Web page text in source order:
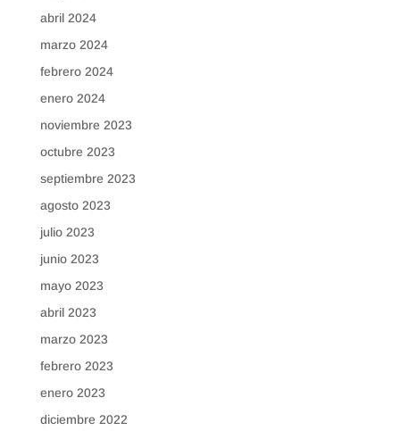
abril 2024
marzo 2024
febrero 2024
enero 2024
noviembre 2023
octubre 2023
septiembre 2023
agosto 2023
julio 2023
junio 2023
mayo 2023
abril 2023
marzo 2023
febrero 2023
enero 2023
diciembre 2022